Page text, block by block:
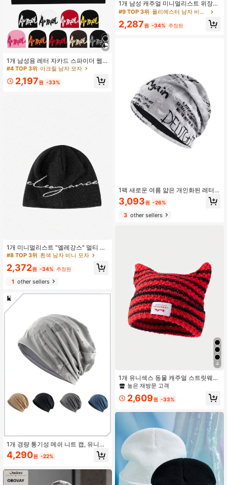
1개 남성용 레터 자카드 스파이더 웹
니트 비니 모자, 야외 스트리트웨어 겨
#4 TOP 3위 아크릴 남자 모자
높은 재방문 고객
#4 TOP 3위 아크릴 남자 모자
높은 재방문 고객
#4 TOP 3위 아크릴 남자 모자
높은 재방문 고객
#4 TOP 3위
높은 재방문 고객
2,197원 -33%
1개 미니멀리스트 "엘레강스" 멀티 컬
러 니트 비니, 인스 스타일, 여름, 해변,
#8 TOP 3위 흰색 남자 비니 모자
2,372원 -34% 추정된
1other sellers
1개 경량 통기성 메쉬 니트 캡, 유니섹
스, 레트로 스플래터 프린트, 봄/여름
캐주얼, 스포츠, 여행, 해변 및 기타 행
4,290원 -22%
1개 남성 캐주얼 미니멀리스트 위장
패턴 니트 비니 모자, 야외, 일상복, 가
도 따뜻한 모자
#9 TOP 3위 폴리에스터 남자 비니 모자
2,287원 -34% 추정된
1팩 새로운 여름 얇은 개인화된 레터
스웨이드 여성용 풀오버 모자, 야외 스
포츠, 남성용 쿨 모자, 커플용 봄가을
캐주얼 모자
3,093원 -26%
3other sellers
4
1개 유니섹스 동물 캐주얼 스트릿웨어
파티 귀여운 아크릴 니트 비니 모자,
높은 재방문 고객
2,609원 -33%